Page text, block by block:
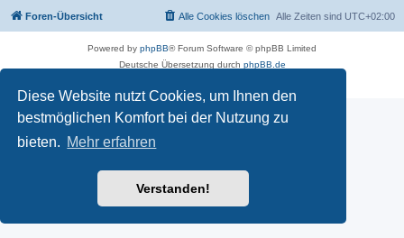
Diese Website nutzt Cookies, um Ihnen den
bestmöglichen Komfort bei der Nutzung zu
bieten. Mehr erfahren
Verstanden!
Foren-Übersicht Alle Zeiten sind UTC+02:00
Alle Cookies löschen
Powered by phpBB® Forum Software © phpBB Limited
Deutsche Übersetzung durch phpBB.de